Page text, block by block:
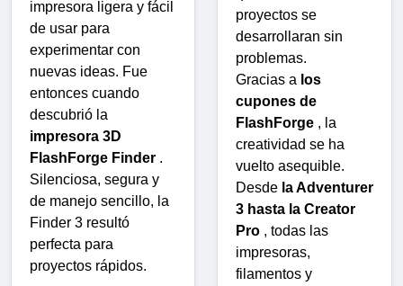
impresora ligera y fácil
de usar para
experimentar con
nuevas ideas. Fue
entonces cuando
descubrió la
impresora 3D
FlashForge Finder .
Silenciosa, segura y
de manejo sencillo, la
Finder 3 resultó
perfecta para
proyectos rápidos.
proyectos se
desarrollaran sin
problemas.
Gracias a los
cupones de
FlashForge , la
creatividad se ha
vuelto asequible.
Desde la Adventurer
3 hasta la Creator
Pro , todas las
impresoras,
filamentos y